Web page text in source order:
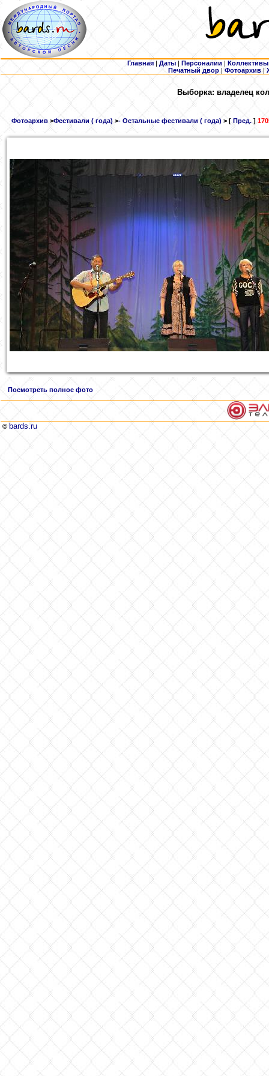
Главная | Даты | Персоналии | Коллективы
Печатный двор |Фотоархив |
Выборка: владелец
Фотоархив >Фестивали ( года) >- Остальные фестивали ( года) > [ Пред. ]
Посмотреть полное фото
© bards.ru